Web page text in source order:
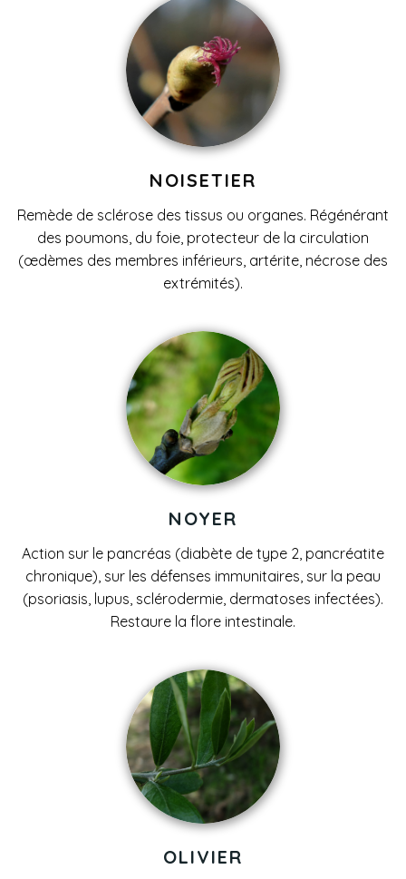
NOISETIER
Remède de sclérose des tissus ou organes. Régénérant
des poumons, du foie, protecteur de la circulation
(œdèmes des membres inférieurs, artérite, nécrose des
extrémités).
NOYER
Action sur le pancréas (diabète de type 2, pancréatite
chronique), sur les défenses immunitaires, sur la peau
(psoriasis, lupus, sclérodermie, dermatoses infectées).
Restaure la flore intestinale.
OLIVIER